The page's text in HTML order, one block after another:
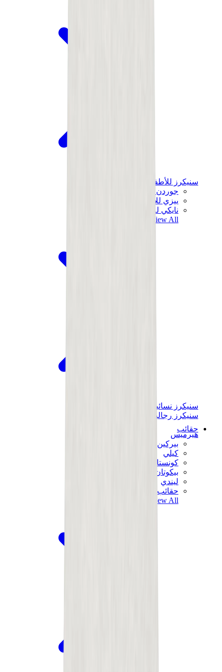
سنيكرز للأطفال
جوردن للأطفال
ييزي للأطفال
نايكي للأطفال
View All
سنيكرز نسائية
سنيكرز رجالية
حقائب
هيرميس
بيركين
كيلي
كونستانس
بيكوتان
ليندي
حقائب هيرميس للرجال
View All